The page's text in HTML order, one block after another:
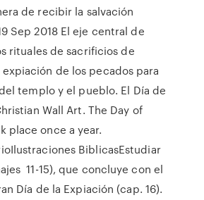
de recibir la salvación
Sep 2018 El eje central de
rituales de sacrificios de
de los pecados para
templo y el pueblo. El Día de
Wall Art. The Day of
place once a year.
BiblicasEstudiar
11-15), que concluye con el
Día de la Expiación (cap. 16).